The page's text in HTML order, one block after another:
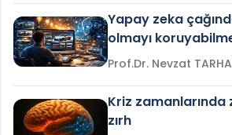
Yapay zeka
olmayı
Prof.Dr. Nevzat
Kriz zamanlarında
zırh